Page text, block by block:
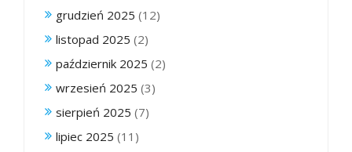
grudzień 2025 (12)
listopad 2025 (2)
październik 2025 (2)
wrzesień 2025 (3)
sierpień 2025 (7)
lipiec 2025 (11)